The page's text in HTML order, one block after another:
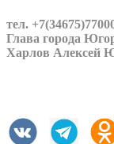
тел.
Глава города
Харлов Алексей